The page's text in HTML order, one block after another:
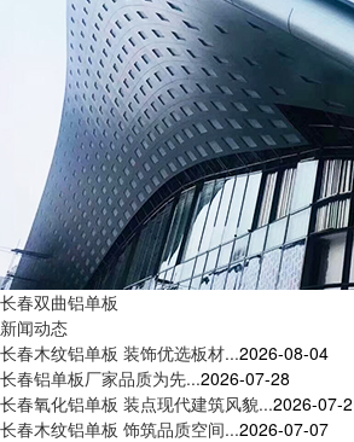
长春双曲铝单板
新闻动态
长春木纹铝单板 装饰优选板材...2026-08-04
长春铝单板厂家品质为先...2026-07-28
长春氧化铝单板 装点现代建筑风貌...2026-07-
长春木纹铝单板 饰筑品质空间...2026-07-07